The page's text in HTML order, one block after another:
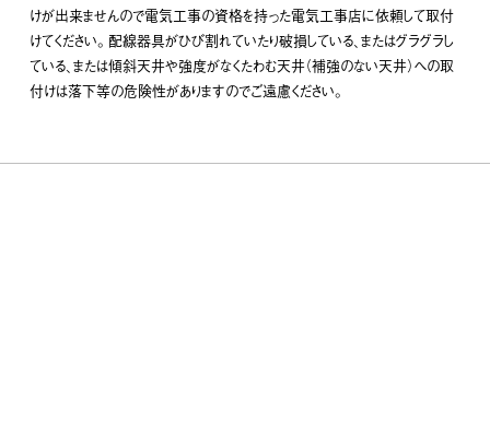
けが出来ませんので電気工事の資格を持った電気工事店に依頼して取付
けてください。 配線器具がひび割れていたり破損している、またはグラグラし
ている、または傾斜天井や強度がなくたわむ天井（補強のない天井）への取
付けは落下等の危険性がありますのでご遠慮ください。